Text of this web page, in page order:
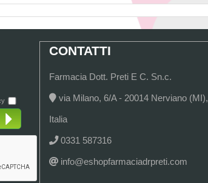
CONTATTI
Farmacia Dott. Preti E C. Sn.c.
via Milano, 6/A - 20014 Nerviano (MI),
Italia
0331 587316
info@eshopfarmaciadrpreti.com